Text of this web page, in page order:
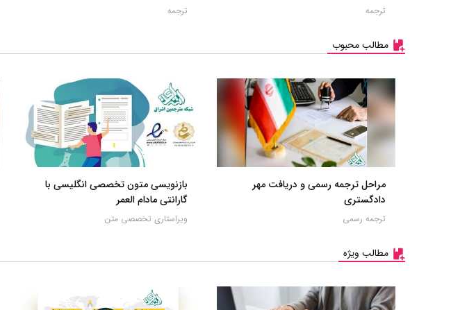
ترجمه ترجمه
مطالب محبوب
مراحل ترجمه رسمی و دریافت مهر
دادگستری
ترجمه رسمی
بازنویسی متون تخصصی انگلیسی با
گارانتی مادام العمر
ویراستاری تخصصی متن
مطالب ویژه